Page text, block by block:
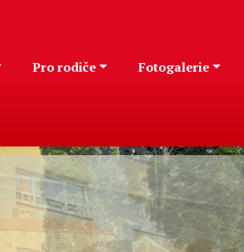
Pro rodiče Fotogalerie